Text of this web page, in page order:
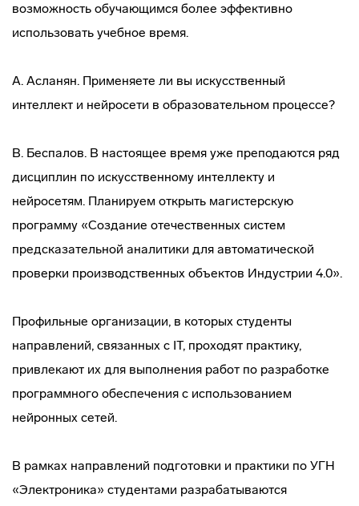
возможность обучающимся более эффективно
использовать учебное время.
А. Асланян. Применяете ли вы искусственный
интеллект и нейросети в образовательном процессе?
В. Беспалов. В настоящее время уже преподаются ряд
дисциплин по искусственному интеллекту и
нейросетям. Планируем открыть магистерскую
программу «Создание отечественных систем
предсказательной аналитики для автоматической
проверки производственных объектов Индустрии 4.0».
Профильные организации, в которых студенты
направлений, связанных с IT, проходят практику,
привлекают их для выполнения работ по разработке
программного обеспечения с использованием
нейронных сетей.
В рамках направлений подготовки и практики по УГН
«Электроника» студентами разрабатываются